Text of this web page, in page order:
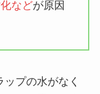
などが原因
プの水がなく